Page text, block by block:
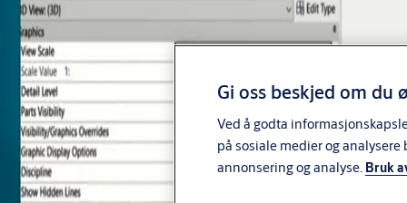
Norway
ASSA ABLOY Group
Meny
Produkter og løsninger
Service
Gi oss beskjed om du
Ved å godta
på sosiale medier og
annonsering og analyse. Bruk